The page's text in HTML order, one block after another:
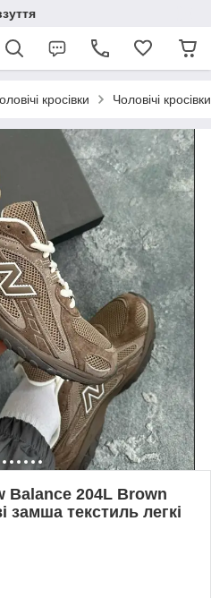
кросівки Чоловічі
Balance 204L Brown
текстиль легкі